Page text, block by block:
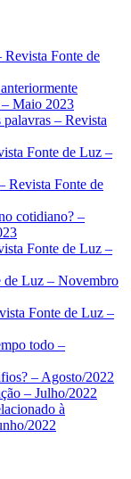
Revista Fonte de
Maio 2023
– Revista
Fonte de Luz –
Revista Fonte de
cotidiano? –
Fonte de Luz –
de Luz – Novembro
Fonte de Luz –
todo –
– Agosto/2022
– Julho/2022
à
2022